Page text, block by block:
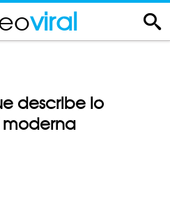
viral
describe lo